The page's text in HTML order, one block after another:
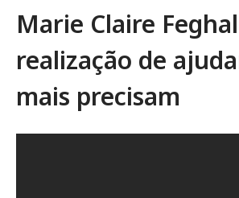
Marie Claire
realização de
mais precisam